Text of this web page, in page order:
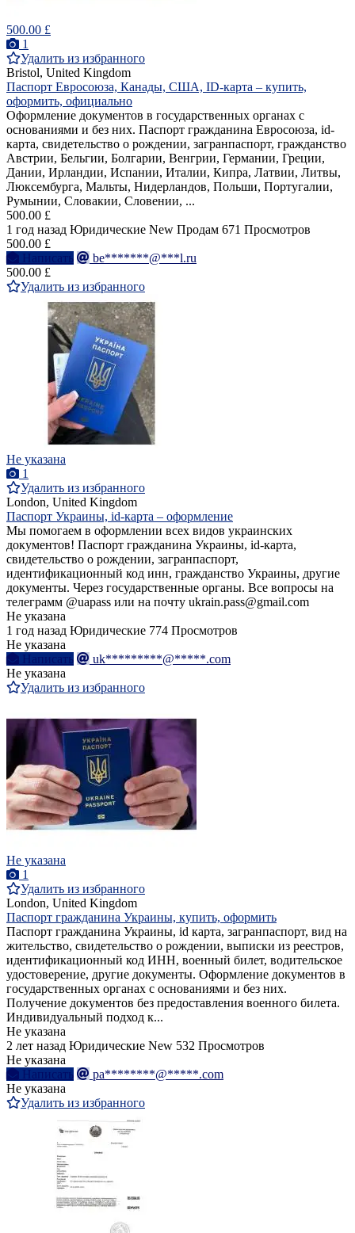
500.00 £
1
Удалить из избранного
Bristol, United Kingdom
Паспорт Евросоюза, Канады, США, ID-карта – купить,
оформить, официально
Оформление документов в государственных органах с
основаниями и без них. Паспорт гражданина Евросоюза, id-
карта, свидетельство о рождении, загранпаспорт, гражданство
Австрии, Бельгии, Болгарии, Венгрии, Германии, Греции,
Дании, Ирландии, Испании, Италии, Кипра, Латвии, Литвы,
Люксембурга, Мальты, Нидерландов, Польши, Португалии,
Румынии, Словакии, Словении, ...
500.00 £
1 год назад Юридические New Продам 671 Просмотров
500.00 £
Написать
be*******@***l.ru
500.00 £
Удалить из избранного
Не указана
1
Удалить из избранного
London, United Kingdom
Паспорт Украины, id-карта – оформление
Мы помогаем в оформлении всех видов украинских
документов! Паспорт гражданина Украины, id-карта,
свидетельство о рождении, загранпаспорт,
идентификационный код инн, гражданство Украины, другие
документы. Через государственные органы. Все вопросы на
телеграмм @uapass или на почту ukrain.pass@gmail.com
Не указана
1 год назад Юридические 774 Просмотров
Не указана
Написать
uk*********@*****.com
Не указана
Удалить из избранного
Не указана
1
Удалить из избранного
London, United Kingdom
Паспорт гражданина Украины, купить, оформить
Паспорт гражданина Украины, id карта, загранпаспорт, вид на
жительство, свидетельство о рождении, выписки из реестров,
идентификационный код ИНН, военный билет, водительское
удостоверение, другие документы. Оформление документов в
государственных органах с основаниями и без них.
Получение документов без предоставления военного билета.
Индивидуальный подход к...
Не указана
2 лет назад Юридические New 532 Просмотров
Не указана
Написать
pa********@*****.com
Не указана
Удалить из избранного